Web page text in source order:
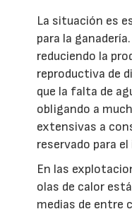
La situación es
para la
reduciendo la
reproductiva de
que la falta de
obligando a
extensivas a
reservado para
En las
olas de calor
medias de entre